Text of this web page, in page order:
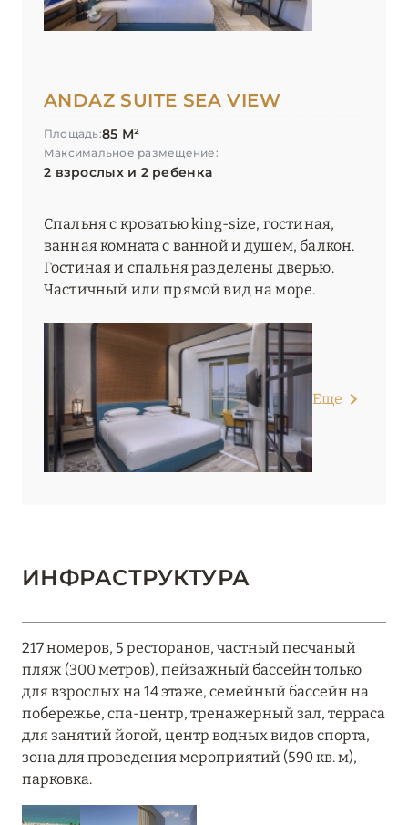
ANDAZ SUITE SEA VIEW
Площадь:85 М²
Максимальное размещение:
2 взрослых и 2 ребенка
Спальня с кроватью king-size, гостиная,
ванная комната с ванной и душем, балкон.
Гостиная и спальня разделены дверью.
Частичный или прямой вид на море.
Еще
ИНФРАСТРУКТУРА
217 номеров, 5 ресторанов, частный песчаный
пляж (300 метров), пейзажный бассейн только
для взрослых на 14 этаже, семейный бассейн на
побережье, спа-центр, тренажерный зал, терраса
для занятий йогой, центр водных видов спорта,
зона для проведения мероприятий (590 кв. м),
парковка.